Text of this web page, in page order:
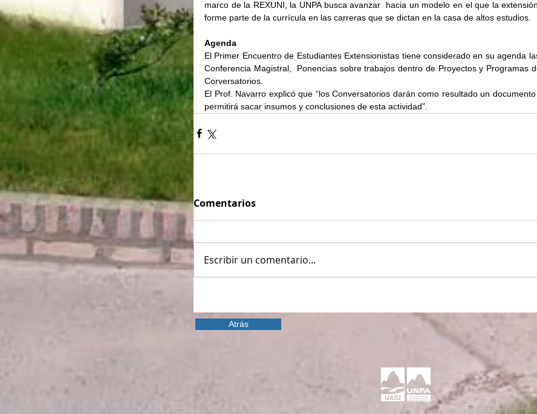
marco de la REXUNI, la UNPA busca avanzar  hacia un modelo en el que la
forme parte de la currícula en las carreras que se dictan en la casa de altos estudios.
Agenda
El Primer Encuentro de Estudiantes Extensionistas tiene considerado en su agenda
Conferencia Magistral,  Ponencias sobre trabajos dentro de Proyectos y Programas
Corversatorios.
El Prof. Navarro explicó que “los Conversatorios darán como resultado un
permitirá sacar insumos y conclusiones de esta actividad”.
Comentarios
Escribir un comentario...
Atrás